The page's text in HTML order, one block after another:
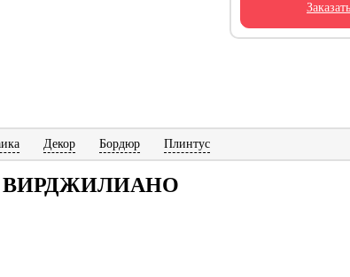
Заказать
Декор Бордюр Плинтус
ВИРДЖИЛИАНО